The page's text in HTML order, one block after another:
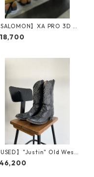
SALOMON】XA PRO 3D A
USED】"Justin" Old West
Boots